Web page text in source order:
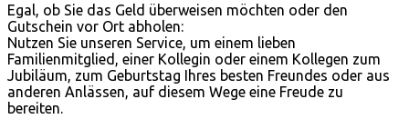
Egal, ob Sie das Geld überweisen möchten oder den
Gutschein vor Ort abholen:
Nutzen Sie unseren Service, um einem lieben
Familienmitglied, einer Kollegin oder einem Kollegen zum
Jubiläum, zum Geburtstag Ihres besten Freundes oder aus
anderen Anlässen, auf diesem Wege eine Freude zu
bereiten.